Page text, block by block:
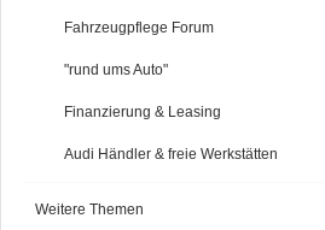
Fahrzeugpflege Forum
"rund ums Auto"
Finanzierung & Leasing
Audi Händler & freie Werkstätten
Weitere Themen